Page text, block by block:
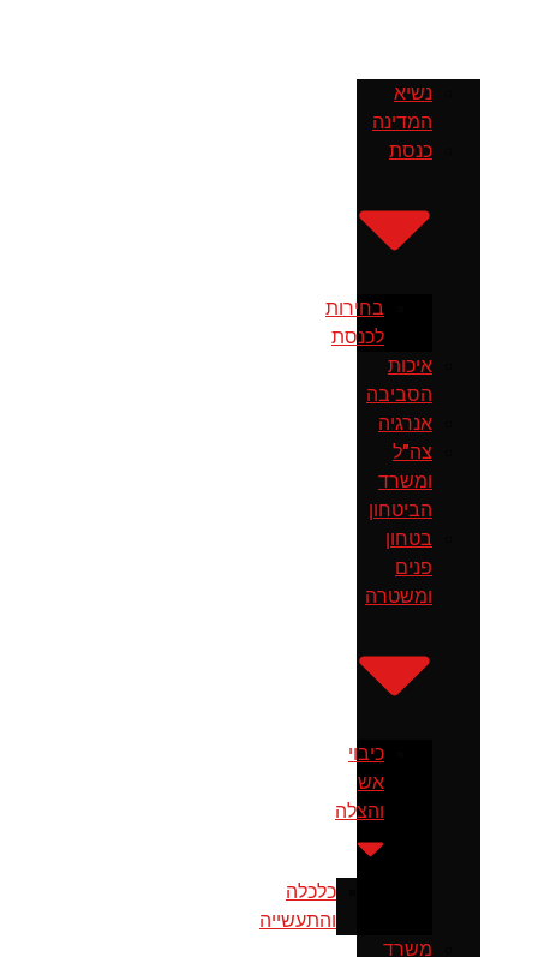
נשיא
המדינה
כנסת
בחירות
לכנסת
איכות
הסביבה
אנרגיה
צה"ל
ומשרד
הביטחון
בטחון
פנים
ומשטרה
כיבוי
אש
והצלה
כלכלה
והתעשייה
משרד